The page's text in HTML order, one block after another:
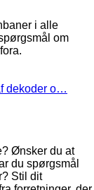
i alle
om
dekoder o…
Ønsker du at
du spørgsmål
Stil dit